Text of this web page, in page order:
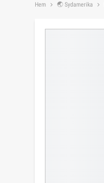
Hem 🌏 Sydamerika